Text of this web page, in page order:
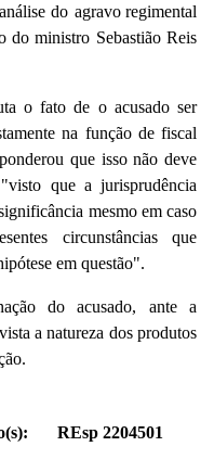
do agravo regimental
do ministro Sebastião Reis
o fato de o acusado ser
na função de fiscal
que isso não deve
que a jurisprudência
mesmo em caso
circunstâncias que
em questão".
do acusado, ante a
a natureza dos produtos
REsp 2204501